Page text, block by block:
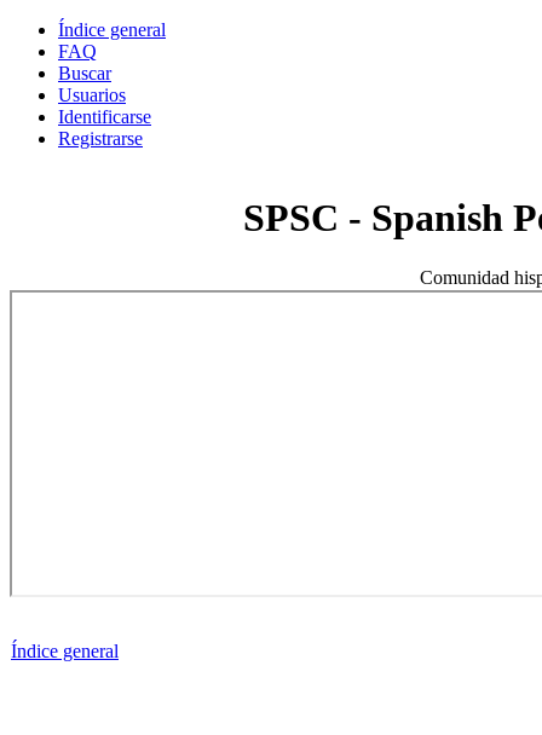
Índice general
FAQ
Buscar
Usuarios
Identificarse
Registrarse
SPSC - Spanish
Comunidad
Índice general